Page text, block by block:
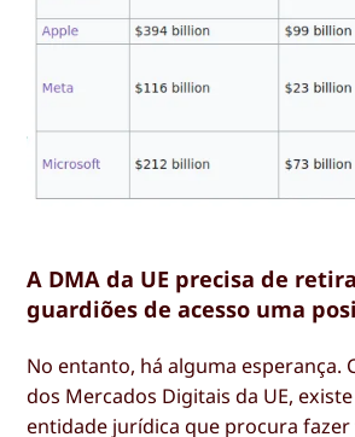
A DMA da UE precisa de
guardiões de acesso uma
No entanto, há alguma esperança.
dos Mercados Digitais da UE,
entidade jurídica que procura